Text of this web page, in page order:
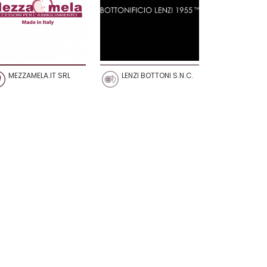
MEZZAMELA.IT SRL LENZI BOTTONI S.N.C.